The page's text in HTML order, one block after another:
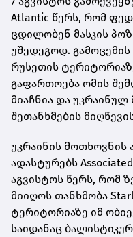
Atlantic წერს, რომ
ცდილობენ მასკის
უშედეგოდ. გამოცემის
რუსეთის
გაფართოება ომის
მიაჩნია და უკრაინულ
შეთანხმების
უკრაინის
ადასტურებს
აგვისტოს წერს, რომ
მიიღოს თანხმობა
ტერიტორიაზე იმ
საიდანაც